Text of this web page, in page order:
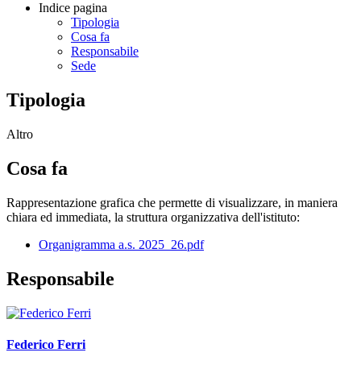
Indice pagina
Tipologia
Cosa fa
Responsabile
Sede
Tipologia
Altro
Cosa fa
Rappresentazione grafica che permette di visualizzare, in maniera
chiara ed immediata, la struttura organizzativa dell'istituto:
Organigramma a.s. 2025_26.pdf
Responsabile
Federico Ferri